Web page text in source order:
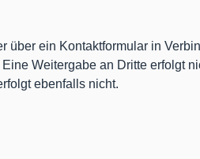
ein Kontaktformular in
Weitergabe an Dritte erfolgt
ebenfalls nicht.